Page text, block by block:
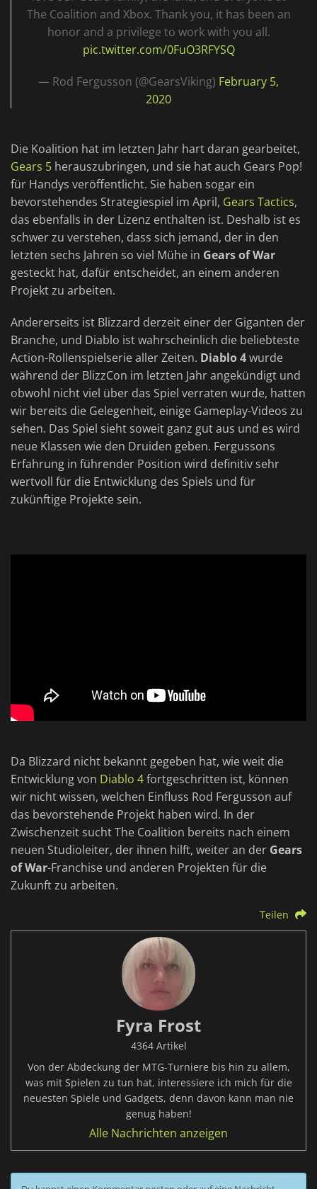
The Coalition and Xbox. Thank you, it has been an
honor and a privilege to work with you all.
pic.twitter.com/0FuO3RFYSQ
— Rod Fergusson (@GearsViking) February 5,
2020
Die Koalition hat im letzten Jahr hart daran gearbeitet,
Gears 5 herauszubringen, und sie hat auch Gears Pop!
für Handys veröffentlicht. Sie haben sogar ein
bevorstehendes Strategiespiel im April, Gears Tactics,
das ebenfalls in der Lizenz enthalten ist. Deshalb ist es
schwer zu verstehen, dass sich jemand, der in den
letzten sechs Jahren so viel Mühe in Gears of War
gesteckt hat, dafür entscheidet, an einem anderen
Projekt zu arbeiten.
Andererseits ist Blizzard derzeit einer der Giganten der
Branche, und Diablo ist wahrscheinlich die beliebteste
Action-Rollenspielserie aller Zeiten. Diablo 4wurde
während der BlizzCon im letzten Jahr angekündigt und
obwohl nicht viel über das Spiel verraten wurde, hatten
wir bereits die Gelegenheit, einige Gameplay-Videos zu
sehen. Das Spiel sieht soweit ganz gut aus und es wird
neue Klassen wie den Druiden geben. Fergussons
Erfahrung in führender Position wird definitiv sehr
wertvoll für die Entwicklung des Spiels und für
zukünftige Projekte sein.
Da Blizzard nicht bekannt gegeben hat, wie weit die
Entwicklung von Diablo 4fortgeschritten ist, können
wir nicht wissen, welchen Einfluss Rod Fergusson auf
das bevorstehende Projekt haben wird. In der
Zwischenzeit sucht The Coalition bereits nach einem
neuen Studioleiter, der ihnen hilft, weiter an der Gears
of War-Franchise und anderen Projekten für die
Zukunft zu arbeiten.
Teilen
Fyra Frost
4364 Artikel
Von der Abdeckung der MTG-Turniere bis hin zu allem,
was mit Spielen zu tun hat, interessiere ich mich für die
neuesten Spiele und Gadgets, denn davon kann man nie
genug haben!
Alle Nachrichten anzeigen